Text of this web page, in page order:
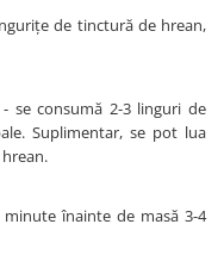
de tinctură de hrean,
- se consumă 2-3 linguri de
Suplimentar, se pot lua
înainte de masă 3-4